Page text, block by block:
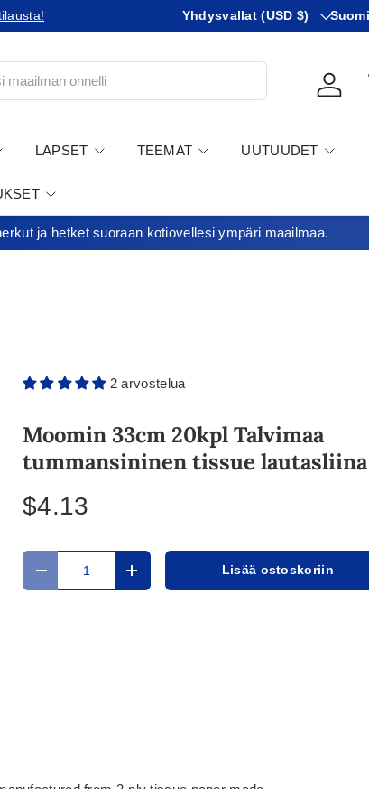
Tilaatko Yhdysvaltoihin?Tutustu
Maa
Yhdysvallat (USD $) KIeli
Suomi
LAPSET TEEMAT UUTUUDET
ja hetket suoraan kotiovellesi ympäri maailmaa.
2 arvostelua
Moomin 33cm 20kpl Talvimaa
tummansininen tissue lautasliina
$4.13
Määrä
Translation missing: fi.cart.items.decrease_quantity
Translation missing:Lisää ostoskoriin